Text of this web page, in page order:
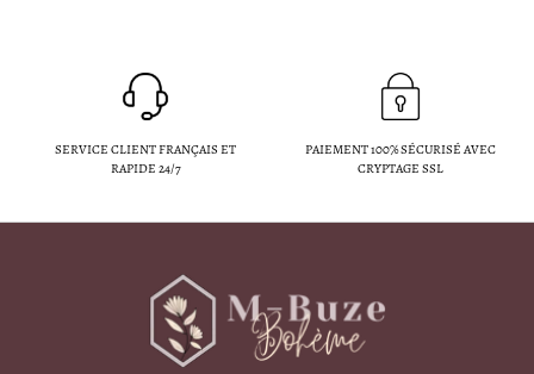
SERVICE CLIENT FRANÇAIS ET
RAPIDE 24/7
PAIEMENT 100% SÉCURISÉ AVEC
CRYPTAGE SSL